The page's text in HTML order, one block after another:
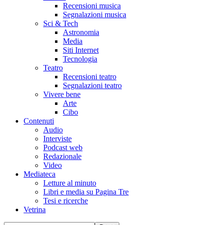
Recensioni musica
Segnalazioni musica
Sci & Tech
Astronomia
Media
Siti Internet
Tecnologia
Teatro
Recensioni teatro
Segnalazioni teatro
Vivere bene
Arte
Cibo
Contenuti
Audio
Interviste
Podcast web
Redazionale
Video
Mediateca
Letture al minuto
Libri e media su Pagina Tre
Tesi e ricerche
Vetrina